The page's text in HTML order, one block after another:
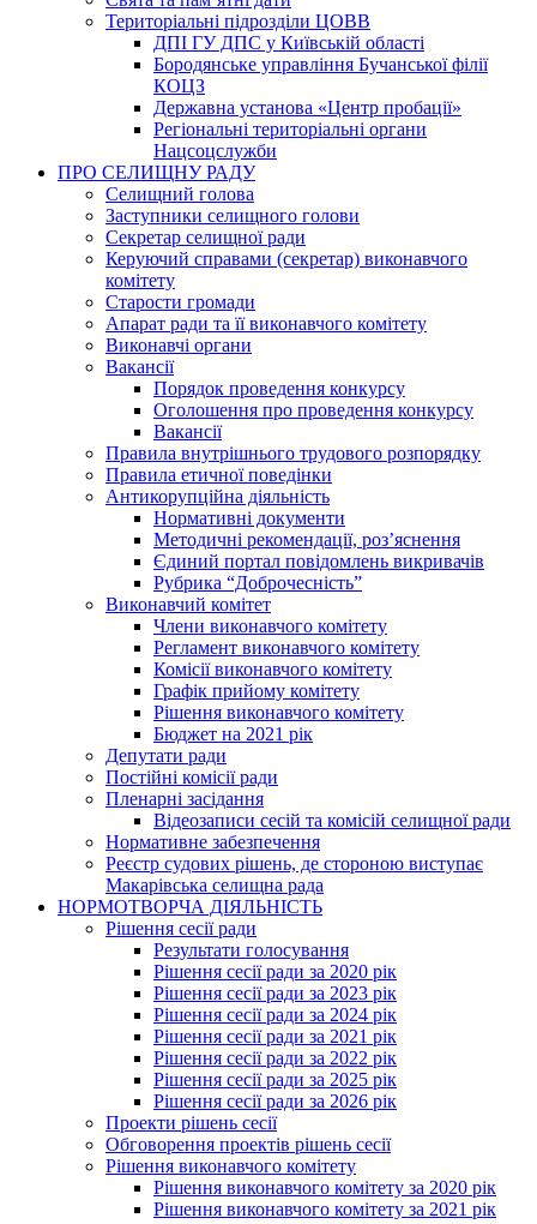
Територіальні підрозділи ЦОВВ
ДПІ ГУ ДПС у Київській області
Бородянське управління Бучанської філії
КОЦЗ
Державна установа «Центр пробації»
Регіональні територіальні органи
Нацсоцслужби
ПРО СЕЛИЩНУ РАДУ
Селищний голова
Заступники селищного голови
Секретар селищної ради
Керуючий справами (секретар) виконавчого
комітету
Старости громади
Апарат ради та її виконавчого комітету
Виконавчі органи
Вакансії
Порядок проведення конкурсу
Оголошення про проведення конкурсу
Вакансії
Правила внутрішнього трудового розпорядку
Правила етичної поведінки
Антикорупційна діяльність
Нормативні документи
Методичні рекомендації, роз’яснення
Єдиний портал повідомлень викривачів
Рубрика “Доброчесність”
Виконавчий комітет
Члени виконавчого комітету
Регламент виконавчого комітету
Комісії виконавчого комітету
Графік прийому комітету
Рішення виконавчого комітету
Бюджет на 2021 рік
Депутати ради
Постійні комісії ради
Пленарні засідання
Відеозаписи сесій та комісій селищної ради
Нормативне забезпечення
Реєстр судових рішень, де стороною виступає
Макарівська селищна рада
НОРМОТВОРЧА ДІЯЛЬНІСТЬ
Рішення сесії ради
Результати голосування
Рішення сесії ради за 2020 рік
Рішення сесії ради за 2023 рік
Рішення сесії ради за 2024 рік
Рішення сесії ради за 2021 рік
Рішення сесії ради за 2022 рік
Рішення сесії ради за 2025 рік
Рішення сесії ради за 2026 рік
Проекти рішень сесії
Обговорення проектів рішень сесії
Рішення виконавчого комітету
Рішення виконавчого комітету за 2020 рік
Рішення виконавчого комітету за 2021 рік